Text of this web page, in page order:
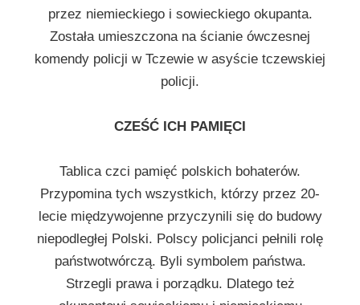
przez niemieckiego i sowieckiego okupanta.
Została umieszczona na ścianie ówczesnej
komendy policji w Tczewie w asyście tczewskiej
policji.
CZEŚĆ ICH PAMIĘCI
Tablica czci pamięć polskich bohaterów.
Przypomina tych wszystkich, którzy przez 20-
lecie międzywojenne przyczynili się do budowy
niepodległej Polski. Polscy policjanci pełnili rolę
państwotwórczą. Byli symbolem państwa.
Strzegli prawa i porządku. Dlatego też